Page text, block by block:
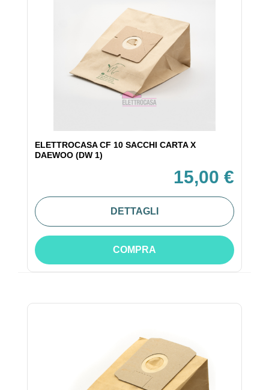
ELETTROCASA CF 10 SACCHI CARTA X
DAEWOO (DW 1)
15,00 €
DETTAGLI
COMPRA